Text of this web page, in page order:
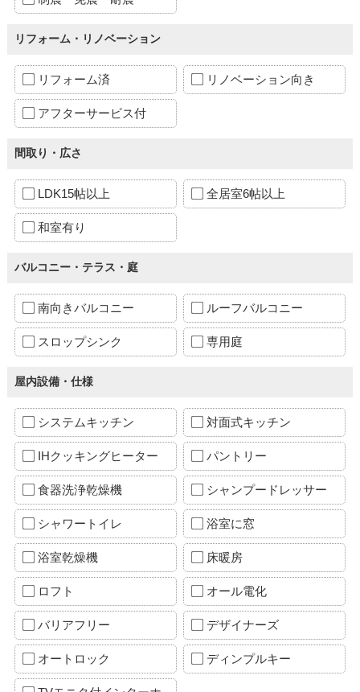
リフォーム・リノベーション
リフォーム済 リノベーション向き
アフターサービス付
間取り・広さ
LDK15帖以上 全居室6帖以上
和室有り
バルコニー・テラス・庭
南向きバルコニー ルーフバルコニー
スロップシンク 専用庭
屋内設備・仕様
システムキッチン 対面式キッチン
IHクッキングヒーター パントリー
食器洗浄乾燥機 シャンプードレッサー
シャワートイレ 浴室に窓
浴室乾燥機 床暖房
ロフト オール電化
バリアフリー デザイナーズ
オートロック ディンプルキー